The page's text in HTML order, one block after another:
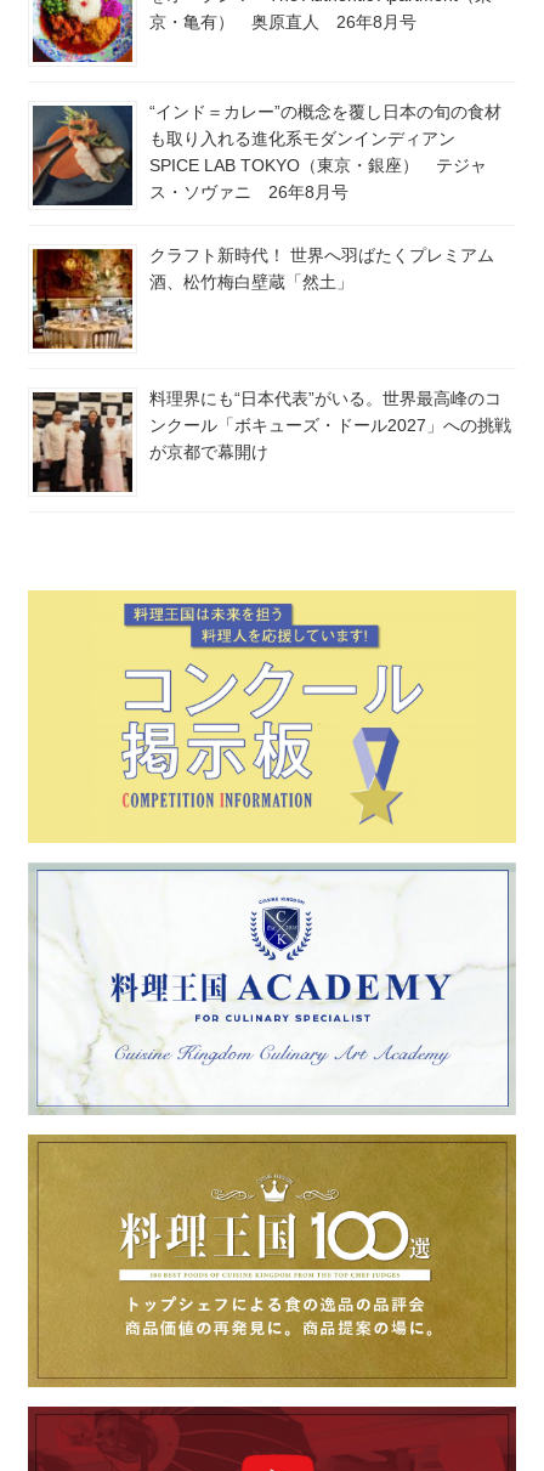
京・亀有） 奥原直人 26年8月号
“インド＝カレー”の概念を覆し日本の旬の食材
も取り入れる進化系モダンインディアン
SPICE LAB TOKYO（東京・銀座） テジャ
ス・ソヴァニ 26年8月号
クラフト新時代！ 世界へ羽ばたくプレミアム
酒、松竹梅白壁蔵「然土」
料理界にも“日本代表”がいる。世界最高峰のコ
ンクール「ボキューズ・ドール2027」への挑戦
が京都で幕開け